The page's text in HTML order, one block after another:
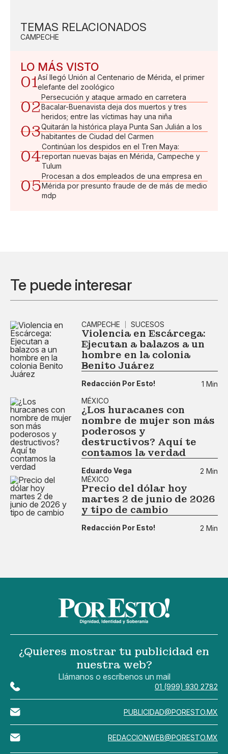
TEMAS RELACIONADOS
CAMPECHE
LO MÁS VISTO
01Así llegó Unión al Centenario de Mérida, el primer
elefante del zoológico
02
Persecución y ataque armado en carretera
Bacalar-Buenavista deja dos muertos y tres
heridos; entre las víctimas hay una niña
03Quitarán la histórica playa Punta San Julián a los
habitantes de Ciudad del Carmen
04
Continúan los despidos en el Tren Maya:
reportan nuevas bajas en Mérida, Campeche y
Tulum
05
Procesan a dos empleados de una empresa en
Mérida por presunto fraude de de más de medio
mdp
Te puede interesar
CAMPECHE SUCESOS
Violencia en Escárcega:
Ejecutan a balazos a un
hombre en la colonia
Benito Juárez
Redacción Por Esto!
1 Min
MÉXICO
¿Los huracanes con
nombre de mujer son más
poderosos y
destructivos? Aquí te
contamos la verdad
Eduardo Vega
2 Min
MÉXICO
Precio del dólar hoy
martes 2 de junio de 2026
y tipo de cambio
Redacción Por Esto! 2 Min
¿Quieres mostrar tu publicidad en
nuestra web?
Llámanos o escríbenos un mail
01 (999) 930 2782
PUBLICIDAD@PORESTO.MX
REDACCIONWEB@PORESTO.MX